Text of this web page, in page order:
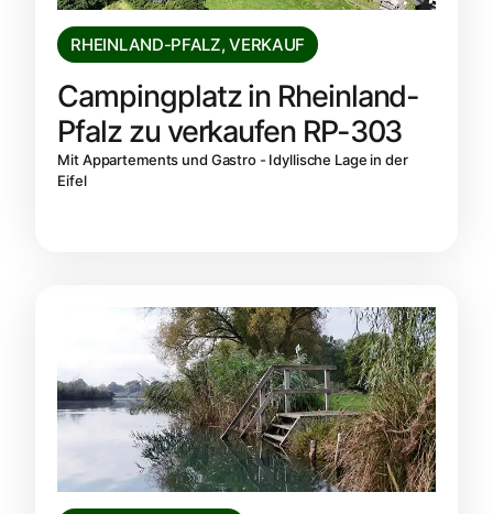
RHEINLAND-PFALZ,VERKAUF
Campingplatz in Rheinland-
Pfalz zu verkaufen RP-303
Mit Appartements und Gastro - Idyllische Lage in der
Eifel